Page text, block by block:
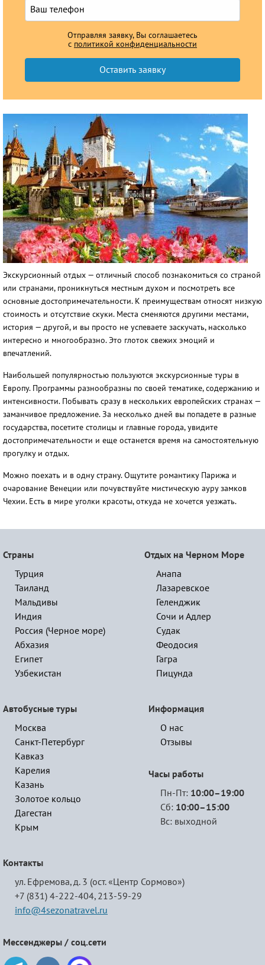
Отправляя заявку, Вы соглашаетесь
с политикой конфиденциальности
Экскурсионный отдых — отличный способ познакомиться со страной
или странами, проникнуться местным духом и посмотреть все
основные достопримечательности. К преимуществам относят низкую
стоимость и отсутствие скуки. Места сменяются другими местами,
история — другой, и вы просто не успеваете заскучать, насколько
интересно и многообразно. Это глоток свежих эмоций и
впечатлений.
Наибольшей популярностью пользуются экскурсионные туры в
Европу. Программы разнообразны по своей тематике, содержанию и
интенсивности. Побывать сразу в нескольких европейских странах —
заманчивое предложение. За несколько дней вы попадете в разные
государства, посетите столицы и главные города, увидите
достопримечательности и еще останется время на самостоятельную
прогулку и отдых.
Можно поехать и в одну страну. Ощутите романтику Парижа и
очарование Венеции или почувствуйте мистическую ауру замков
Чехии. Есть в мире уголки красоты, откуда не хочется уезжать.
Страны
Турция
Таиланд
Мальдивы
Индия
Россия (Черное море)
Абхазия
Египет
Узбекистан
Отдых на Черном Море
Анапа
Лазаревское
Геленджик
Сочи и Адлер
Судак
Феодосия
Гагра
Пицунда
Автобусные туры
Москва
Санкт-Петербург
Кавказ
Карелия
Казань
Золотое кольцо
Дагестан
Крым
Информация
О нас
Отзывы
Часы работы
Пн-Пт: 10:00–19:00
Сб: 10:00–15:00
Вс: выходной
Контакты
ул. Ефремова, д. 3 (ост. «Центр Сормово»)
+7 (831) 4-222-404, 213-59-29
info@4sezonatravel.ru
Мессенджеры / соц.сети